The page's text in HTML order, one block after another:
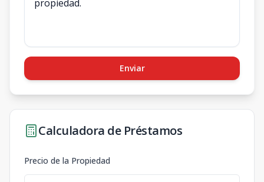
Enviar
Calculadora de Préstamos
Precio de la Propiedad